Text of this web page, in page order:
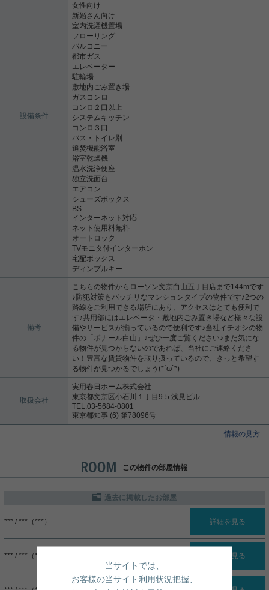
設備条件
女性向け
新婚さん向け
室内洗濯機置場
フローリング
バルコニー
都市ガス
エレベーター
駐輪場
敷地内ごみ置き場
ガスコンロ
コンロ２口以上
システムキッチン
コンロ３口
バス・トイレ別
追焚機能浴室
浴室乾燥機
温水洗浄便座
独立洗面台
エアコン
シューズボックス
BS
インターネット対応
ネット使用料無料
オートロック
TVモニタ付インターホン
宅配ボックス
ディンプルキー
備考
こちらの物件からローソン文京白山五丁目店まで144mです
♪防犯対策もバッチリなマンションタイプの物件です♪2つの
路線をご利用できる場所にあり、アクセスはとても便利で
す♪共用部にはエレベータ・敷地内ごみ置き場など様々な設
備やサービスが揃っているので便利です♪当社イチオシの物
件の「ボナール白山」♪ぜひ一度ご覧ください♪まだ気にな
る物件が見つからないのであれば、当社にご連絡くださ
い！豊富な賃貸物件を取り扱っているので、きっと希望す
る物件が見つかるでしょう(*´ω`*)
取扱会社
実用春日ホーム株式会社
東京都文京区小石川１丁目9-5 浅見ビル
TEL:03-5684-0801
東京都知事 (6) 第78096号
情報の見方
この物件の部屋情報
過去に掲載したお部屋
*** / ***（***） 詳細を見る
*** / ***（***） 詳細を見る
当サイトでは、
お客様の当サイト利用状況把握、